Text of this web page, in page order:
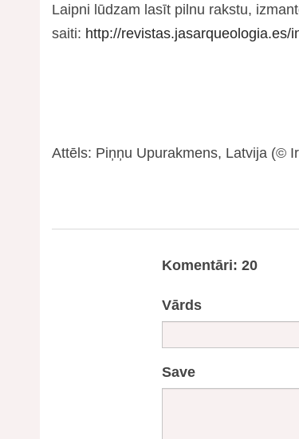
Laipni lūdzam lasīt pilnu rakstu,
saiti: http://revistas.jasarqueologia.es/
Attēls: Piņņu Upurakmens, Latvija (©
Komentāri: 20
Vārds
Save